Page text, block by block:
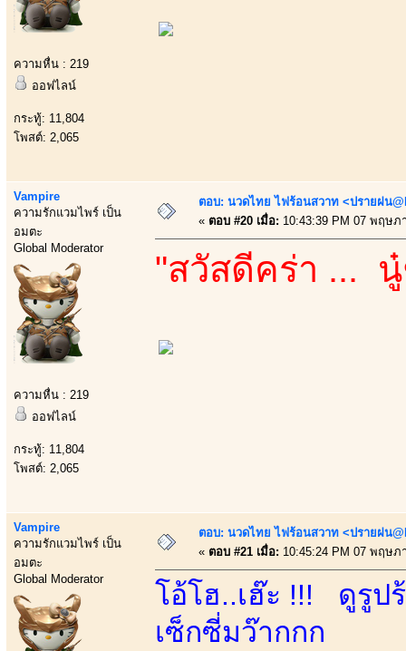
ความหื่น : 219
ออฟไลน์
กระทู้: 11,804
โพสต์: 2,065
Vampire
ความรักแวมไพร์ เป็น
อมตะ
Global Moderator
ความหื่น : 219
ออฟไลน์
กระทู้: 11,804
โพสต์: 2,065
ตอบ: นวดไทย ไฟร้อนสวาท <ปรายฝน
« ตอบ #20 เมื่อ: 10:43:39 PM 07 พฤษภ
"สวัสดีคร่า ...
Vampire
ความรักแวมไพร์ เป็น
อมตะ
Global Moderator
ตอบ: นวดไทย ไฟร้อนสวาท <ปรายฝน
« ตอบ #21 เมื่อ: 10:45:24 PM 07 พฤษภ
โอ้โฮ..เฮ๊ะ !!! ดูรูป
เซ็กซี่มว๊ากกก